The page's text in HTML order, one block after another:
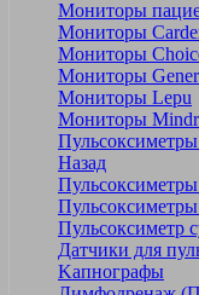
Мониторы
Мониторы
Мониторы
Мониторы
Мониторы Lepu
Мониторы
Назад
Пульсоксиметр
Датчики для
Kапнографы